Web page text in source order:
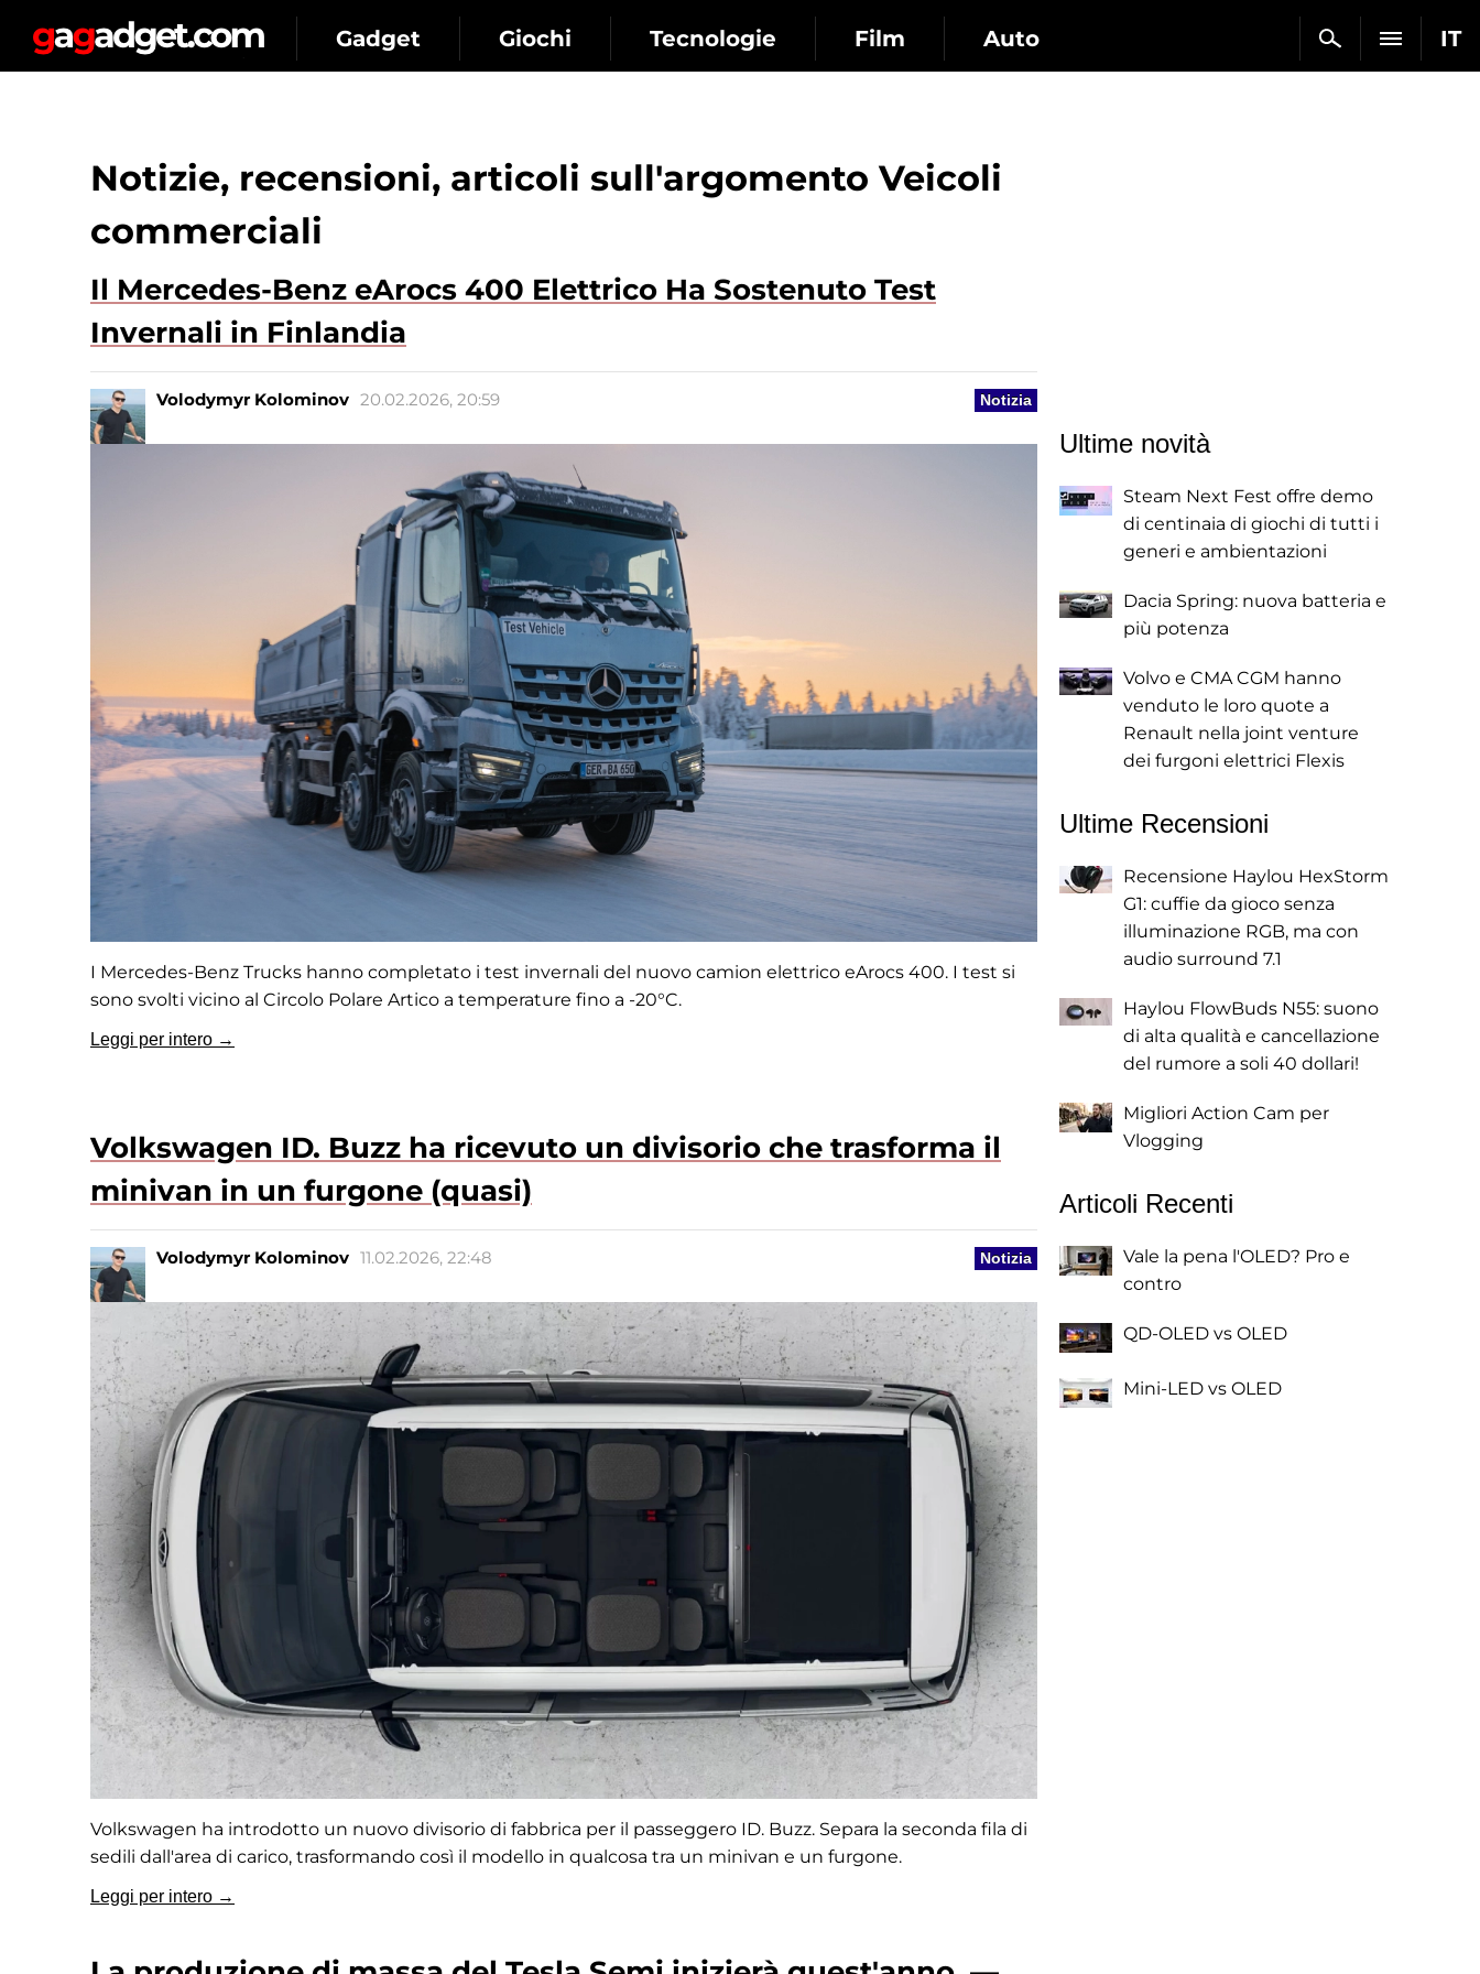
IT
Gadget Giochi Tecnologie Film Auto
Notizie, recensioni, articoli sull'argomento Veicoli
commerciali
Il Mercedes-Benz eArocs 400 Elettrico Ha Sostenuto Test
Invernali in Finlandia
Notizia
Volodymyr Kolominov 20.02.2026, 20:59
I Mercedes-Benz Trucks hanno completato i test invernali del nuovo camion elettrico eArocs 400. I test si
sono svolti vicino al Circolo Polare Artico a temperature fino a -20°C.
Leggi per intero →
Volkswagen ID. Buzz ha ricevuto un divisorio che trasforma il
minivan in un furgone (quasi)
Notizia
Volodymyr Kolominov 11.02.2026, 22:48
Volkswagen ha introdotto un nuovo divisorio di fabbrica per il passeggero ID. Buzz. Separa la seconda fila di
sedili dall'area di carico, trasformando così il modello in qualcosa tra un minivan e un furgone.
Leggi per intero →
Ultime novità
Steam Next Fest offre demo
di centinaia di giochi di tutti i
generi e ambientazioni
Dacia Spring: nuova batteria e
più potenza
Volvo e CMA CGM hanno
venduto le loro quote a
Renault nella joint venture
dei furgoni elettrici Flexis
Ultime Recensioni
Recensione Haylou HexStorm
G1: cuffie da gioco senza
illuminazione RGB, ma con
audio surround 7.1
Haylou FlowBuds N55: suono
di alta qualità e cancellazione
del rumore a soli 40 dollari!
Migliori Action Cam per
Vlogging
Articoli Recenti
Vale la pena l'OLED? Pro e
contro
QD-OLED vs OLED
Mini-LED vs OLED